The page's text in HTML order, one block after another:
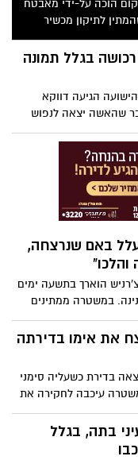
הוכה על-ידי מאבטח
לתיקון מכשיר
שירות, ובית הדין
אביב הכיר באחרונה
לצורך קבלת פיצויים
בגלל תמונה
הגיעה דווקא
שהאשה יצאה לנפוש
החלה לנהל רומן עם
ממנה בעשר שנים לפחות.
באם שנרצחה,
והלכו"
הוארך בתשעה ימים
במשטרה ממתינים
סיבת המוות.
שוטרים כמה פעמים
את אימו בדירתה
בת 60, נמצאה בדירת כשעליה סימני
עיכבה לחקירה את
כחשוד במעשה. שכן סיפר: "הוא
כבר באו לכאן
בתה, בגלל